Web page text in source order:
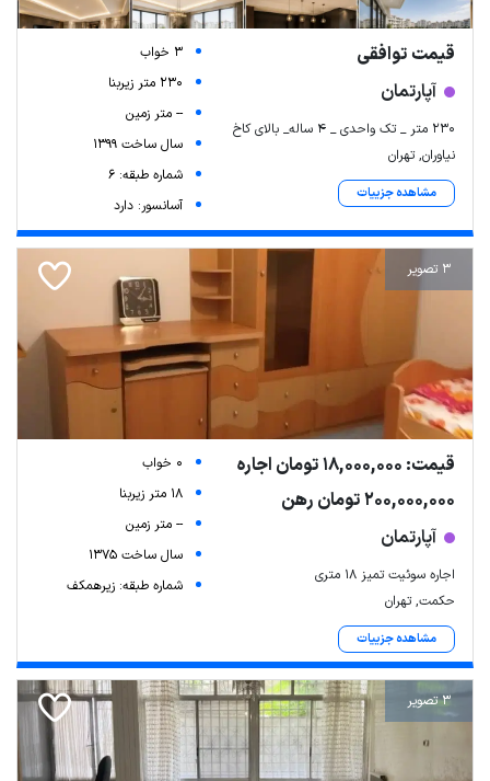
قیمت توافقی
آپارتمان
۲۳۰ متر _ تک واحدی _ ۴ ساله_ بالای کاخ
نیاوران, تهران
مشاهده جزییات
3 خواب
230 متر زیربنا
-- متر زمین
سال ساخت 1399
شماره طبقه: 6
آسانسور: دارد
3 تصویر
قیمت: 18,000,000 تومان اجاره
200,000,000 تومان رهن
آپارتمان
اجاره سوئیت تمیز 18 متری
حکمت, تهران
مشاهده جزییات
0 خواب
18 متر زیربنا
-- متر زمین
سال ساخت 1375
شماره طبقه: زیرهمکف
3 تصویر